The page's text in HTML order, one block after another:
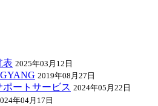
表 2025年03月12日
2019年08月27日
ートサービス 2024年05月22日
年04月17日